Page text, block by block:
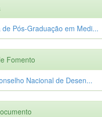
de Pós-Graduação em Medi...
Fomento
Nacional de Desen...